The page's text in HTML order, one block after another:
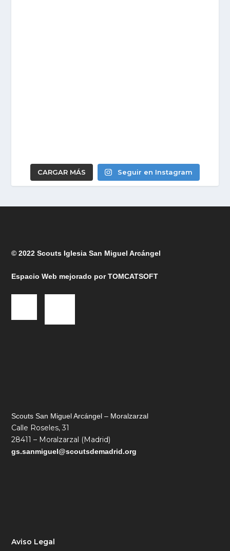
CARGAR MÁS Seguir en Instagram
© 2022 Scouts Iglesia San Miguel Arcángel
Espacio Web mejorado porTOMCATSOFT
Scouts San Miguel Arcángel – Moralzarzal
Calle Roseles, 31
28411 – Moralzarzal (Madrid)
gs.sanmiguel@scoutsdemadrid.org
Aviso Legal